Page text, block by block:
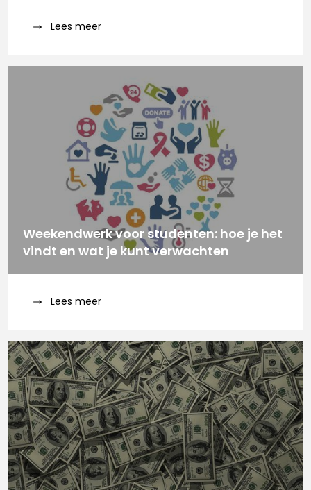
Lees meer
Weekendwerk voor studenten: hoe je het
vindt en wat je kunt verwachten
Lees meer